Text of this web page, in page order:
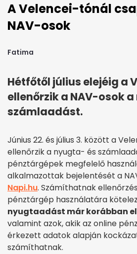
A Velencei-tónál
NAV-osok
Fatima
Hétfőtől július elejéig a
ellenőrzik a NAV-osok
számlaadást.
Június 22. és július 3. között a
ellenőrzik a nyugta- és
pénztárgépek megfelelő
alkalmazottak bejelentését a
Napi.hu. Számíthatnak
pénztárgép használatára
nyugtaadást már korábban
valamint azok, akik az online
érkezett adatok alapján
számíthatnak.